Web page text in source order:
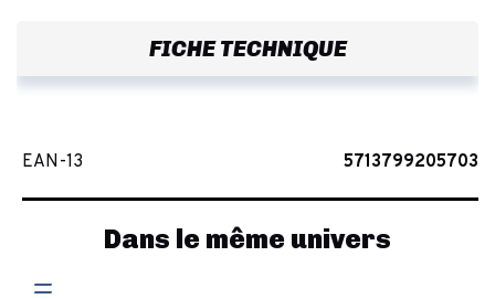
FICHE TECHNIQUE
EAN-13 5713799205703
Dans le même univers